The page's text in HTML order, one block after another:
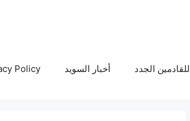
للقادمين الجدد أخبار السويد Policy